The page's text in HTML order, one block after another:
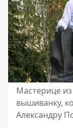
Мастерице
вышиванку,
Александру